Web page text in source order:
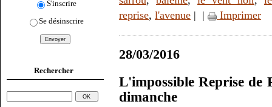
S'inscrire
Se désinscrire
Rechercher
reprise, l'avenue | | Imprimer
28/03/2016
L'impossible Reprise
dimanche